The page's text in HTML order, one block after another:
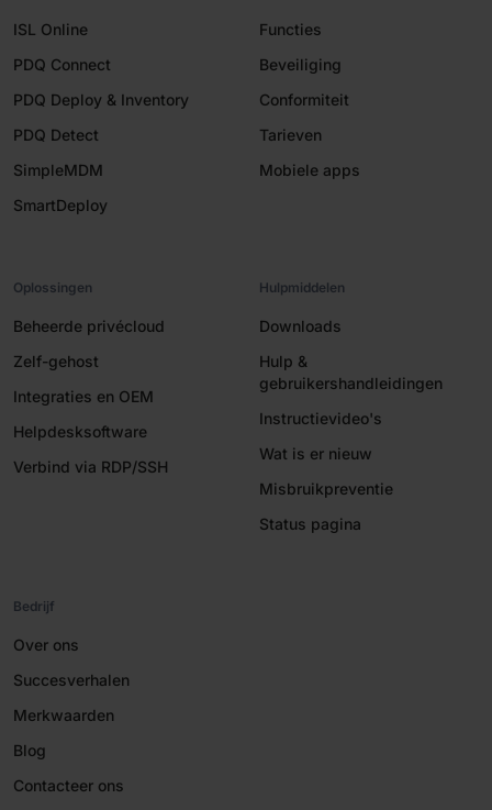
ISL Online
PDQ Connect
PDQ Deploy & Inventory
PDQ Detect
SimpleMDM
SmartDeploy
Functies
Beveiliging
Conformiteit
Tarieven
Mobiele apps
Oplossingen
Beheerde privécloud
Zelf-gehost
Integraties en OEM
Helpdesksoftware
Verbind via RDP/SSH
Hulpmiddelen
Downloads
Hulp &
gebruikershandleidingen
Instructievideo's
Wat is er nieuw
Misbruikpreventie
Status pagina
Bedrijf
Over ons
Succesverhalen
Merkwaarden
Blog
Contacteer ons